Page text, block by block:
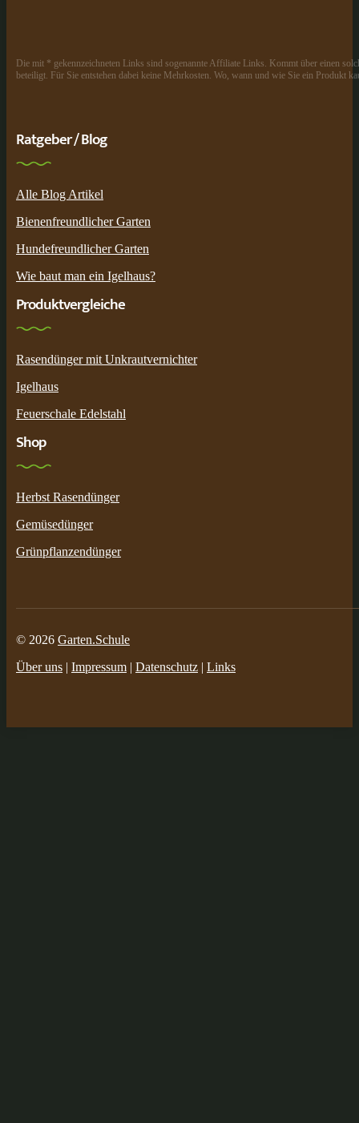
Die mit * gekennzeichneten Links sind sogenannte Affiliate Links. Kommt über einen
beteiligt. Für Sie entstehen dabei keine Mehrkosten. Wo, wann und wie Sie ein Produkt
Ratgeber / Blog
Alle Blog Artikel
Bienenfreundlicher Garten
Hundefreundlicher Garten
Wie baut man ein Igelhaus?
Produktvergleiche
Rasendünger mit Unkrautvernichter
Igelhaus
Feuerschale Edelstahl
Shop
Herbst Rasendünger
Gemüsedünger
Grünpflanzendünger
© 2026 Garten.Schule
Über uns | Impressum | Datenschutz | Links